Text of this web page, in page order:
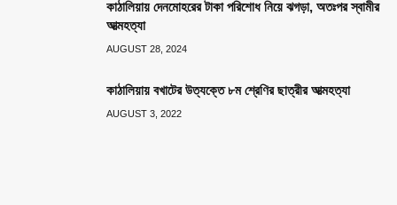
কাঠালিয়ায় দেনমোহরের টাকা পরিশোধ নিয়ে ঝগড়া, অতঃপর স্বামীর
আত্মহত্যা
AUGUST 28, 2024
কাঠালিয়ায় বখাটের উত্যক্তে ৮ম শ্রেণির ছাত্রীর আত্মহত্যা
AUGUST 3, 2022